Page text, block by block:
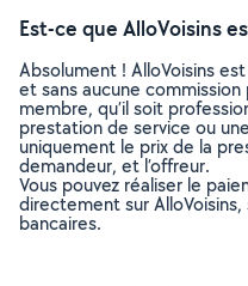
Est-ce que AlloVoisins
Absolument ! AlloVoisins
et sans aucune
membre, qu’il soit
prestation de service ou
uniquement le prix de la
demandeur, et l’offreur.
Vous pouvez réaliser le
directement sur
bancaires.